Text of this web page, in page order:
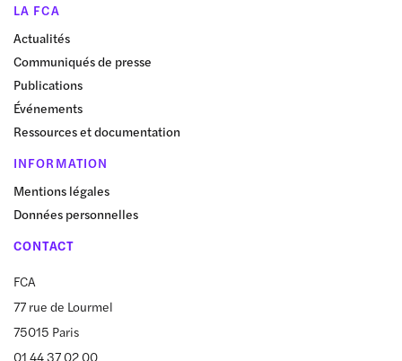
LA FCA
Actualités
Communiqués de presse
Publications
Événements
Ressources et documentation
INFORMATION
Mentions légales
Données personnelles
CONTACT
FCA
77 rue de Lourmel
75015 Paris
01 44 37 02 00